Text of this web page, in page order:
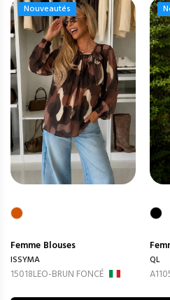
Nouveautés
Nouveautés
Femme Blouses
ISSYMA
15018LEO-BRUN FONCÉ
QL